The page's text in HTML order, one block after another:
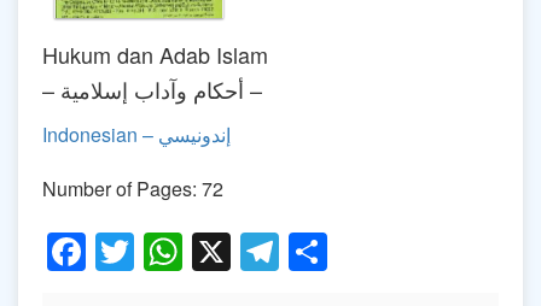
Hukum dan Adab Islam
– أحكام وآداب إسلامية –
Indonesian – إندونيسي
Number of Pages: 72
Facebook
Twitter
WhatsApp
X Telegram